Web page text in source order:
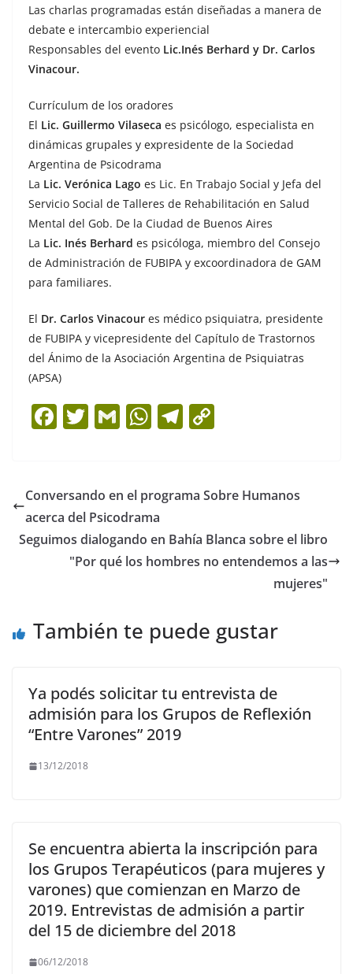
Las charlas programadas están diseñadas a manera de
debate e intercambio experiencial
Responsables del evento Lic.Inés Berhard y Dr. Carlos
Vinacour.
Currículum de los oradores
El Lic. Guillermo Vilaseca es psicólogo, especialista en
dinámicas grupales y expresidente de la Sociedad
Argentina de Psicodrama
La Lic. Verónica Lago es Lic. En Trabajo Social y Jefa del
Servicio Social de Talleres de Rehabilitación en Salud
Mental del Gob. De la Ciudad de Buenos Aires
La Lic. Inés Berhard es psicóloga, miembro del Consejo
de Administración de FUBIPA y excoordinadora de GAM
para familiares.
El Dr. Carlos Vinacour es médico psiquiatra, presidente
de FUBIPA y vicepresidente del Capítulo de Trastornos
del Ánimo de la Asociación Argentina de Psiquiatras
(APSA)
F
e
b
o
o
T
er
G
l
W
s
A
p
p
T
gr
m
y
n
k
Conversando en el programa Sobre Humanos
acerca del Psicodrama
Seguimos dialogando en Bahía Blanca sobre el libro
"Por qué los hombres no entendemos a las
mujeres"
También te puede gustar
Ya podés solicitar tu entrevista de
admisión para los Grupos de Reflexión
“Entre Varones” 2019
13/12/2018
Se encuentra abierta la inscripción para
los Grupos Terapéuticos (para mujeres y
varones) que comienzan en Marzo de
2019. Entrevistas de admisión a partir
del 15 de diciembre del 2018
06/12/2018